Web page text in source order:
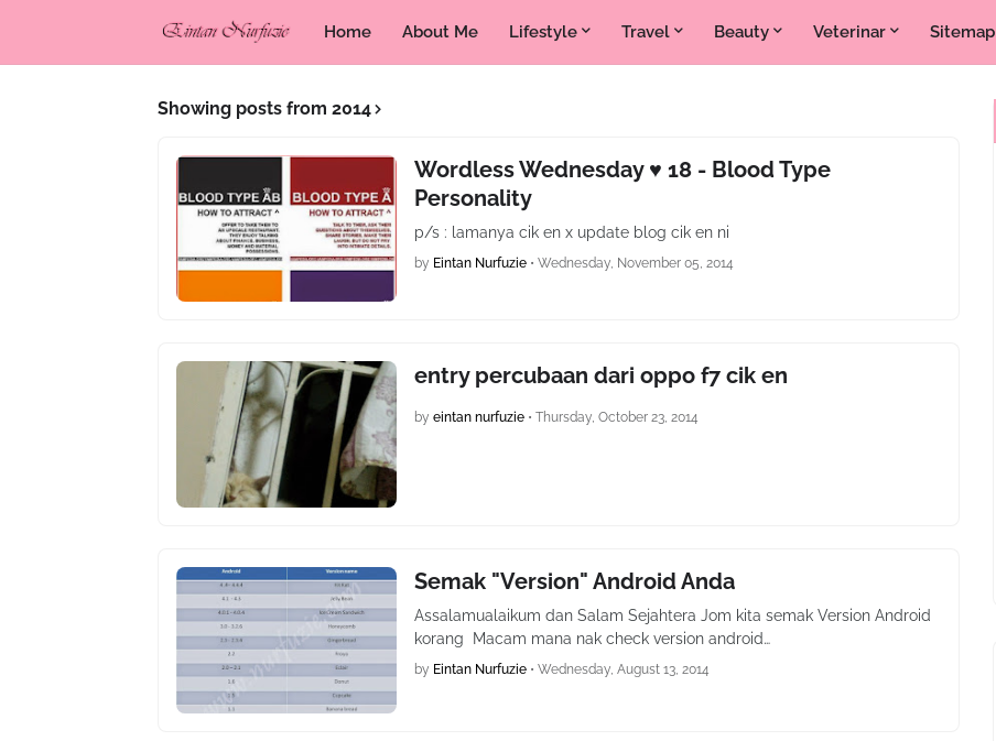
Home About Me Lifestyle Travel Beauty Veterinar Sitemap
Showing posts from 2014
Wordless Wednesday ♥ 18 - Blood Type
Personality
p/s : lamanya cik en x update blog cik en ni
by Eintan Nurfuzie • Wednesday, November 05, 2014
entry percubaan dari oppo f7 cik en
by eintan nurfuzie • Thursday, October 23, 2014
Semak "Version" Android Anda
Assalamualaikum dan Salam Sejahtera Jom kita semak Version Android
korang Macam mana nak check version android…
by Eintan Nurfuzie • Wednesday, August 13, 2014